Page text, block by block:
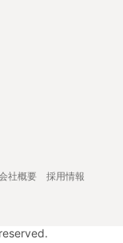
社概要
採用情報